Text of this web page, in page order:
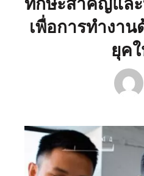
เพื่อการทำงา
ยุค